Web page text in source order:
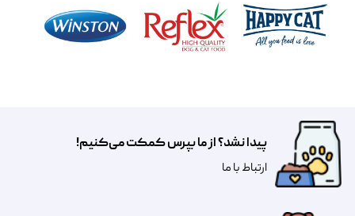
پیدا نشد؟ از ما بپرس کمکت می‌کنیم!
​​​ارتباط با ما